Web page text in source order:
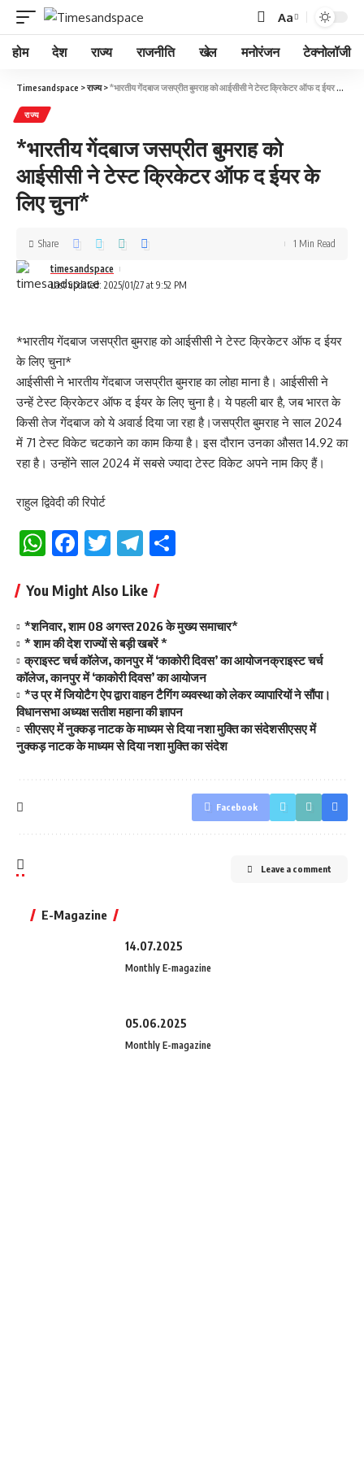
Aa
होम देश राज्य राजनीति खेल मनोरंजन टेक्नोलॉजी
Timesandspace >राज्य>*भारतीय गेंदबाज जसप्रीत बुमराह को आईसीसी ने टेस्ट क्रिकेटर ऑफ द ईयर के लिए चुना*
राज्य
*भारतीय गेंदबाज जसप्रीत बुमराह को
आईसीसी ने टेस्ट क्रिकेटर ऑफ द ईयर के
लिए चुना*
Last updated: 2025/01/27 at 9:52 PM
timesandspace
Share 1 Min Read
*भारतीय गेंदबाज जसप्रीत बुमराह को आईसीसी ने टेस्ट क्रिकेटर ऑफ द ईयर
के लिए चुना*
आईसीसी ने भारतीय गेंदबाज जसप्रीत बुमराह का लोहा माना है। आईसीसी ने
उन्हें टेस्ट क्रिकेटर ऑफ द ईयर के लिए चुना है। ये पहली बार है, जब भारत के
किसी तेज गेंदबाज को ये अवार्ड दिया जा रहा है।जसप्रीत बुमराह ने साल 2024
में 71 टेस्ट विकेट चटकाने का काम किया है। इस दौरान उनका औसत 14.92 का
रहा है। उन्होंने साल 2024 में सबसे ज्यादा टेस्ट विकेट अपने नाम किए हैं।
राहुल द्विवेदी की रिपोर्ट
WhatsApp
Facebook
TwitterTelegram
You Might Also Like
*शनिवार, शाम 08 अगस्त 2026 के मुख्य समाचार*
* शाम की देश राज्यों से बड़ी खबरें *
क्राइस्ट चर्च कॉलेज, कानपुर में ‘काकोरी दिवस’ का आयोजनक्राइस्ट चर्च
कॉलेज, कानपुर में ‘काकोरी दिवस’ का आयोजन
*उ प्र में जियोटैग ऐप द्वारा वाहन टैगिंग व्यवस्था को लेकर व्यापारियों ने सौंपा।
विधानसभा अध्यक्ष सतीश महाना की ज्ञापन
सीएसए में नुक्कड़ नाटक के माध्यम से दिया नशा मुक्ति का संदेशसीएसए में
नुक्कड़ नाटक के माध्यम से दिया नशा मुक्ति का संदेश
Facebook
Leave a comment
E-Magazine
14.07.2025
Monthly E-magazine
05.06.2025
Monthly E-magazine